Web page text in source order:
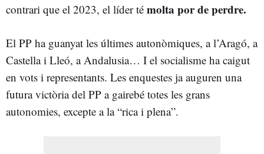
contrari que el 2023, el líder té molta por de perdre.
El PP ha guanyat les últimes autonòmiques, a l’Aragó, a
Castella i Lleó, a Andalusia… I el socialisme ha caigut
en vots i representants. Les enquestes ja auguren una
futura victòria del PP a gairebé totes les grans
autonomies, excepte a la “rica i plena”.